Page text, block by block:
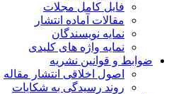
فایل کامل مجلات
مقالات آماده انتشار
نمایه نویسندگان
نمایه واژه های کلیدی
ضوابط و قوانین نشریه
اصول اخلاقی انتشار مقاله
روند رسیدگی به شکایات